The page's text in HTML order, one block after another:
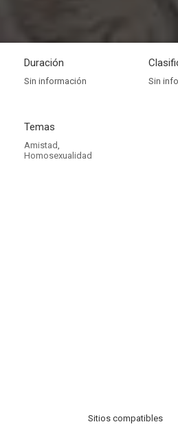
Duración
Sin información Sin
Temas
Amistad,
Homosexualidad
Sitios compatibles